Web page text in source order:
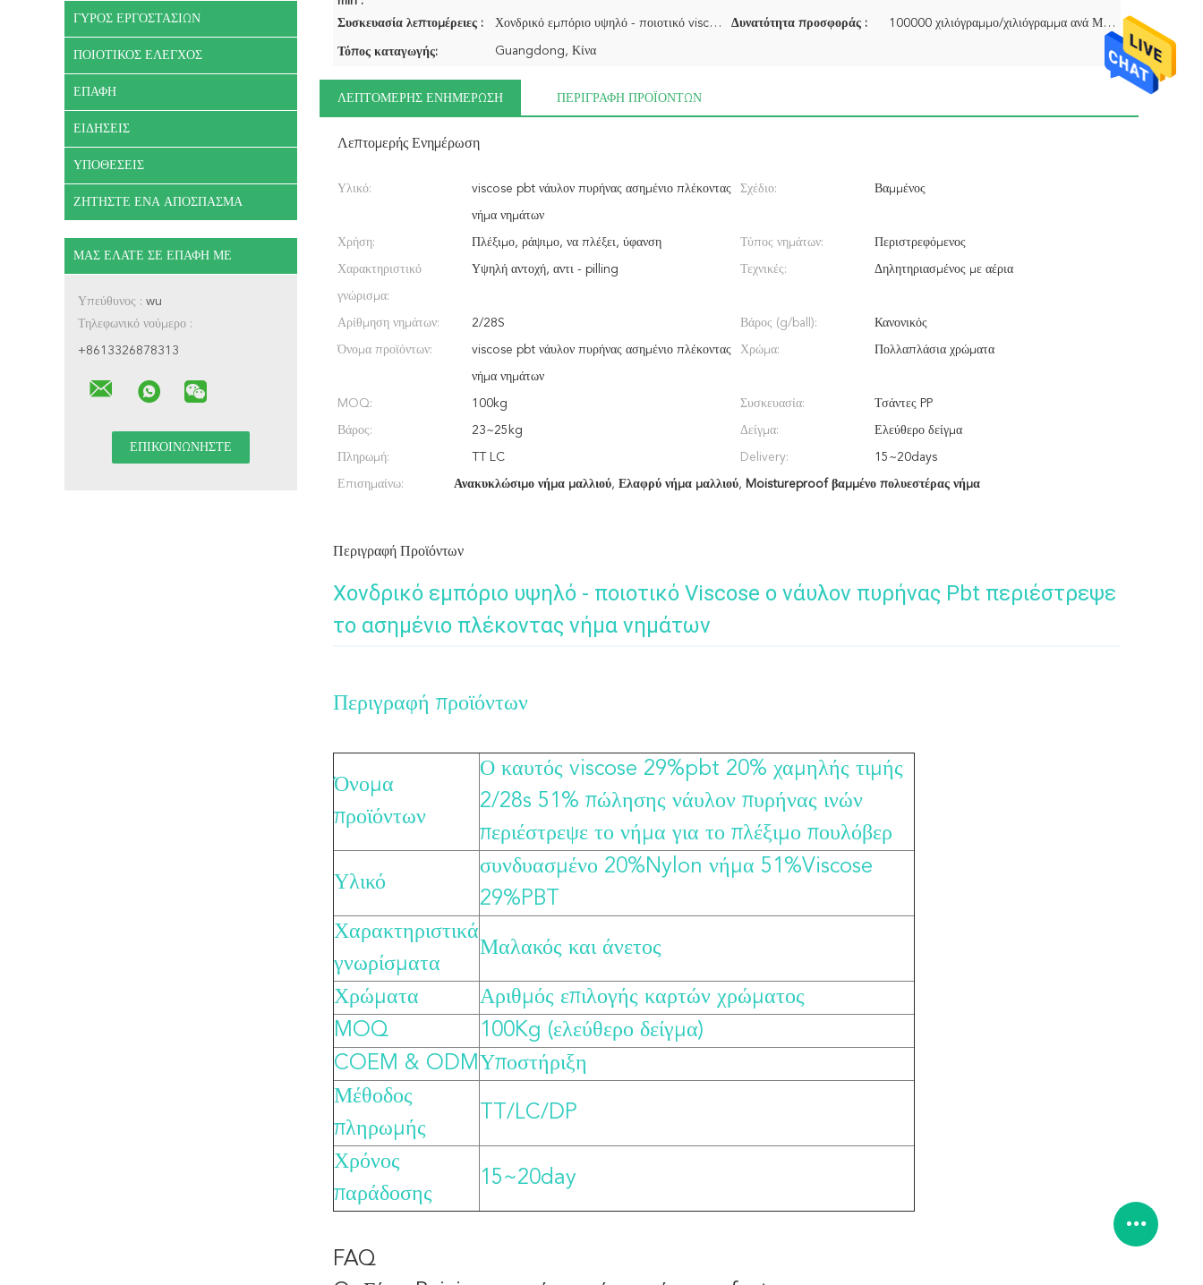
ΓΎΡΟΣ ΕΡΓΟΣΤΑΣΊΩΝ
ΠΟΙΟΤΙΚΌΣ ΈΛΕΓΧΟΣ
ΕΠΑΦΉ
ΕΙΔΉΣΕΙΣ
ΥΠΟΘΈΣΕΙΣ
ΖΗΤΉΣΤΕ ΈΝΑ ΑΠΌΣΠΑΣΜΑ
ΜΑΣ ΕΛΆΤΕ ΣΕ ΕΠΑΦΉ ΜΕ
Υπεύθυνος : wu
Τηλεφωνικό νούμερο :
+8613326878313
Συσκευασία λεπτομέρειες : Χονδρικό εμπόριο υψηλό - ποιοτικό viscose pbt ο νάυλον πυρήνας περιέστρεψε το ασημένιο πλέκοντας νήμ Δυνατότητα προσφοράς : 100000 χιλιόγραμμο/χιλιόγραμμα ανά Μήνας
Τόπος καταγωγής: Guangdong, Κίνα
ΛΕΠΤΟΜΕΡΉΣ ΕΝΗΜΈΡΩΣΗ ΠΕΡΙΓΡΑΦΉ ΠΡΟΪΌΝΤΩΝ
Λεπτομερής Ενημέρωση
Υλικό: viscose pbt νάυλον πυρήνας ασημένιο πλέκοντας
νήμα νημάτων
Σχέδιο: Βαμμένος
Χρήση: Πλέξιμο, ράψιμο, να πλέξει, ύφανση Τύπος νημάτων: Περιστρεφόμενος
Χαρακτηριστικό
γνώρισμα:
Υψηλή αντοχή, αντι - pilling Τεχνικές: Δηλητηριασμένος με αέρια
Αρίθμηση νημάτων: 2/28S Βάρος (g/ball): Κανονικός
Όνομα προϊόντων: viscose pbt νάυλον πυρήνας ασημένιο πλέκοντας
νήμα νημάτων
Χρώμα: Πολλαπλάσια χρώματα
MOQ: 100kg Συσκευασία: Τσάντες PP
Βάρος: 23~25kg Δείγμα: Ελεύθερο δείγμα
Πληρωμή: TT LC Delivery: 15~20days
Επισημαίνω: Ανακυκλώσιμο νήμα μαλλιού, Ελαφρύ νήμα μαλλιού, Moistureproof βαμμένο πολυεστέρας νήμα
Περιγραφή Προϊόντων
Χονδρικό εμπόριο υψηλό - ποιοτικό Viscose ο νάυλον πυρήνας Pbt περιέστρεψε
το ασημένιο πλέκοντας νήμα νημάτων
Περιγραφή προϊόντων
Όνομα
προϊόντων
Ο καυτός viscose 29%pbt 20% χαμηλής τιμής
2/28s 51% πώλησης νάυλον πυρήνας ινών
περιέστρεψε το νήμα για το πλέξιμο πουλόβερ
Υλικό
συνδυασμένο 20%Nylon νήμα 51%Viscose
29%PBT
Χαρακτηριστικά
γνωρίσματα
Μαλακός και άνετος
Χρώματα
Αριθμός επιλογής καρτών χρώματος
MOQ
100Kg (ελεύθερο δείγμα)
COEM & ODM Υποστήριξη
Μέθοδος
πληρωμής
TT/LC/DP
Χρόνος
παράδοσης
15~20day
FAQ